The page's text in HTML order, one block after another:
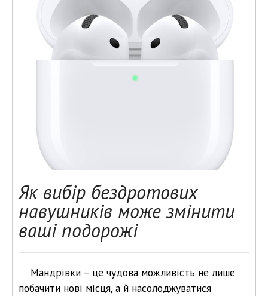
Як вибір бездротових
навушників може змінити
ваші подорожі
Мандрівки – це чудова можливість не лише
побачити нові місця, а й насолоджуватися